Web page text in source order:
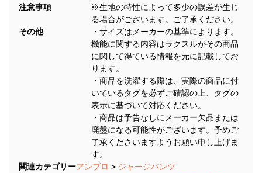
注意事項
※生地の特性によって多少の誤差が生じ
る場合がございます。ご了承ください。
その他
・サイズはメーカーの基準によります。
機能に関する内容はラクスルがその商品
に関して得ている情報を元に記載してお
ります。
・商品を洗濯する際は、実際の商品に付
いているタグを必ずご確認の上、タグの
表示に基づいて対応ください。
・商品は予告なしにメーカー欠品または
廃盤になる可能性がございます。予めご
了承くださいますようお願い申し上げま
す。
関連カテゴリーアンブロ > ジャージパンツ